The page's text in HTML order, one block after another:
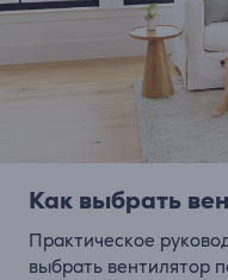
Как выбрать
Практическое
выбрать вентилятор